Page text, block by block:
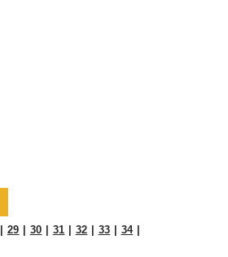
29 30 31 32 33 34|